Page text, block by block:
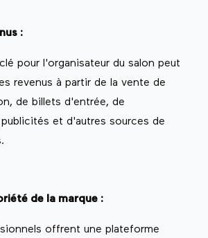
:
pour l'organisateur du salon peut
revenus à partir de la vente de
de billets d'entrée, de
et d'autres sources de
de la marque :
offrent une plateforme